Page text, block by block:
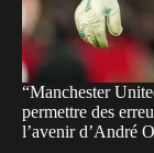
“Manchester
permettre des
l’avenir d’André